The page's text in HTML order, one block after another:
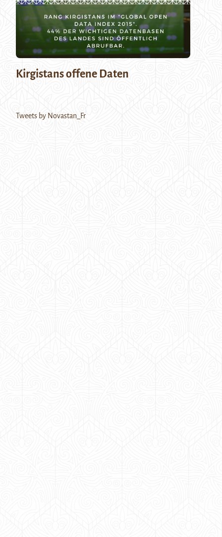
Kirgistans offene Daten
Tweets by Novastan_Fr